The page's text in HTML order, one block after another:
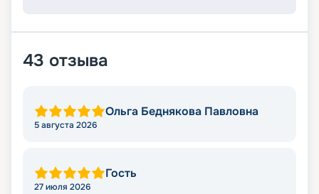
43 отзыва
Ольга Беднякова Павловна
5 августа 2026
Гость
27 июля 2026